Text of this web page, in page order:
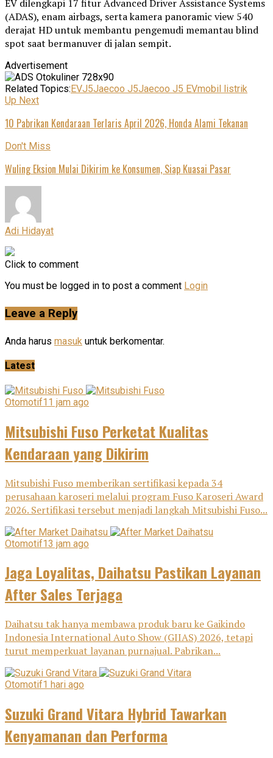
EV dilengkapi 17 fitur Advanced Driver Assistance Systems
(ADAS), enam airbags, serta kamera panoramic view 540
derajat HD untuk membantu pengemudi memantau blind
spot saat bermanuver di jalan sempit.
Advertisement
Related Topics: EVJ5Jaecoo J5Jaecoo J5 EVmobil listrik
Up Next
10 Pabrikan Kendaraan Terlaris April 2026, Honda Alami Tekanan
Don't Miss
Wuling Eksion Mulai Dikirim ke Konsumen, Siap Kuasai Pasar
Adi Hidayat
Click to comment
You must be logged in to post a comment Login
Leave a Reply
Anda harus masuk untuk berkomentar.
Latest
Otomotif11 jam ago
Mitsubishi Fuso Perketat Kualitas
Kendaraan yang Dikirim
Mitsubishi Fuso memberikan sertifikasi kepada 34
perusahaan karoseri melalui program Fuso Karoseri Award
2026. Sertifikasi tersebut menjadi langkah Mitsubishi Fuso...
Otomotif13 jam ago
Jaga Loyalitas, Daihatsu Pastikan Layanan
After Sales Terjaga
Daihatsu tak hanya membawa produk baru ke Gaikindo
Indonesia International Auto Show (GIIAS) 2026, tetapi
turut memperkuat layanan purnajual. Pabrikan...
Otomotif1 hari ago
Suzuki Grand Vitara Hybrid Tawarkan
Kenyamanan dan Performa